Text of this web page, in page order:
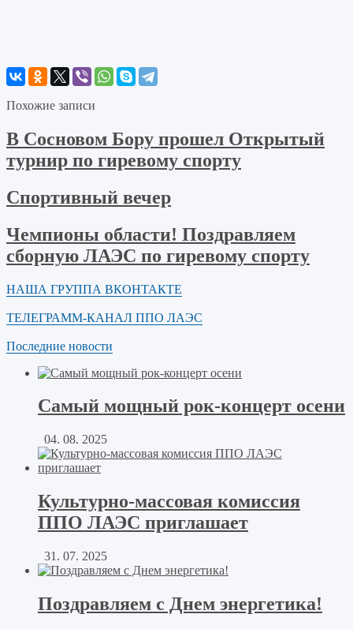
Похожие записи
В Сосновом Бору прошел Открытый
турнир по гиревому спорту
Спортивный вечер
Чемпионы области! Поздравляем
сборную ЛАЭС по гиревому спорту
НАША ГРУППА ВКОНТАКТЕ
ТЕЛЕГРАММ-КАНАЛ ППО ЛАЭС
Последние новости
Самый мощный рок-концерт осени
04. 08. 2025
Культурно-массовая комиссия
ППО ЛАЭС приглашает
31. 07. 2025
Поздравляем с Днем энергетика!